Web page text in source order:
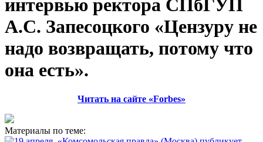
интервью ректора СПбГУП
А.С. Запесоцкого «Цензуру не
надо возвращать, потому что
она есть».
Читать на сайте «Forbes»
Материалы по теме: